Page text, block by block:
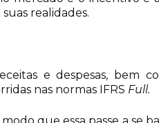
realidades.
e despesas, bem
nas normas IFRS Full.